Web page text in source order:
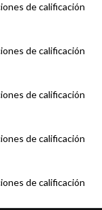
de calificación
de calificación
de calificación
de calificación
de calificación